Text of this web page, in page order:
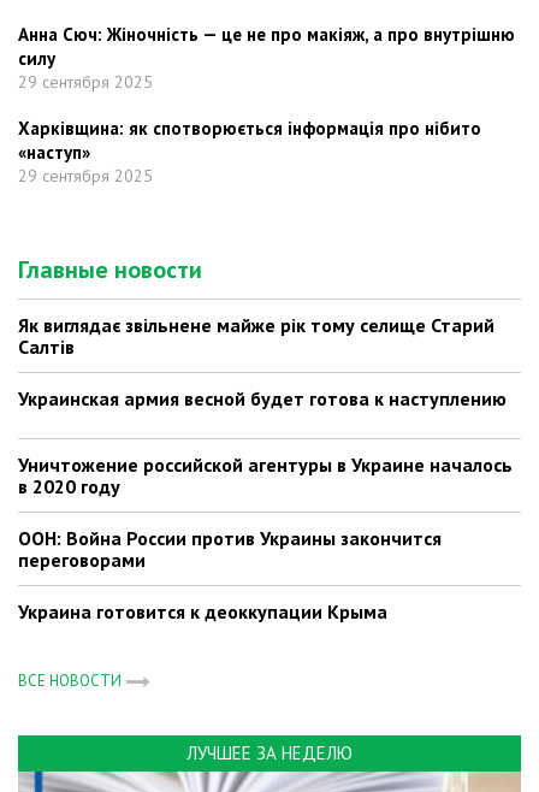
Анна Сюч: Жіночність — це не про макіяж, а про внутрішню
силу
29 сентября 2025
Харківщина: як спотворюється інформація про нібито
«наступ»
29 сентября 2025
Главные новости
Як виглядає звільнене майже рік тому селище Старий
Салтів
Украинская армия весной будет готова к наступлению
Уничтожение российской агентуры в Украине началось
в 2020 году
ООН: Война России против Украины закончится
переговорами
Украина готовится к деоккупации Крыма
ВСЕ НОВОСТИ
ЛУЧШЕЕ ЗА НЕДЕЛЮ